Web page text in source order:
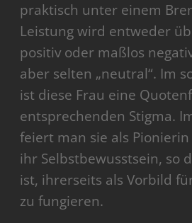
praktisch unter einem
Leistung wird entweder
positiv oder maßlos
aber selten „neutral“. Im
ist diese Frau eine
entsprechenden Stigma.
feiert man sie als
ihr Selbstbewusstsein, so
ist, ihrerseits als Vorbild
zu fungieren.